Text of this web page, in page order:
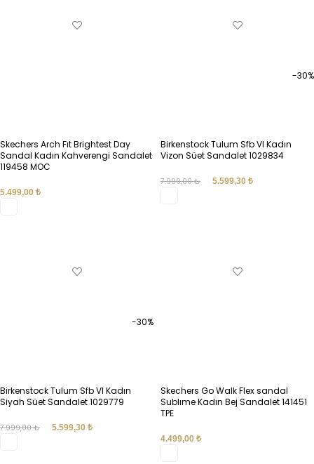
Skechers Arch Fıt Brightest Day
Sandal Kadın Kahverengi Sandalet
119458 MOC
5.499,00 ₺
-30%
Birkenstock Tulum Sfb Vl Kadın
Vizon Süet Sandalet 1029834
7.999,00₺ 5.599,30 ₺
-30%
Birkenstock Tulum Sfb Vl Kadın
Siyah Süet Sandalet 1029779
7.999,00₺ 5.599,30 ₺
Skechers Go Walk Flex sandal
Sublıme Kadın Bej Sandalet 141451
TPE
4.499,00 ₺